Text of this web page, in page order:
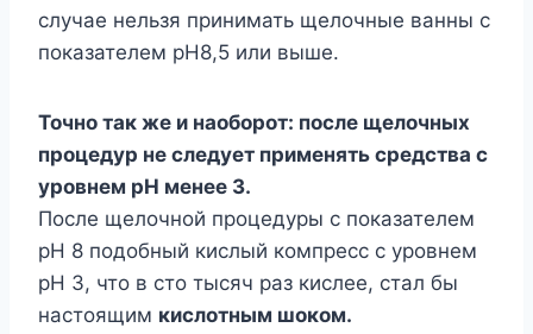
случае нельзя принимать щелочные ванны с
показателем рН8,5 или выше.
Точно так же и наоборот: после щелочных
процедур не следует применять средства с
уровнем рН менее 3.
После щелочной процедуры с показателем
рН 8 подобный кислый компресс с уровнем
рН 3, что в сто тысяч раз кислее, стал бы
настоящим кислотным шоком.